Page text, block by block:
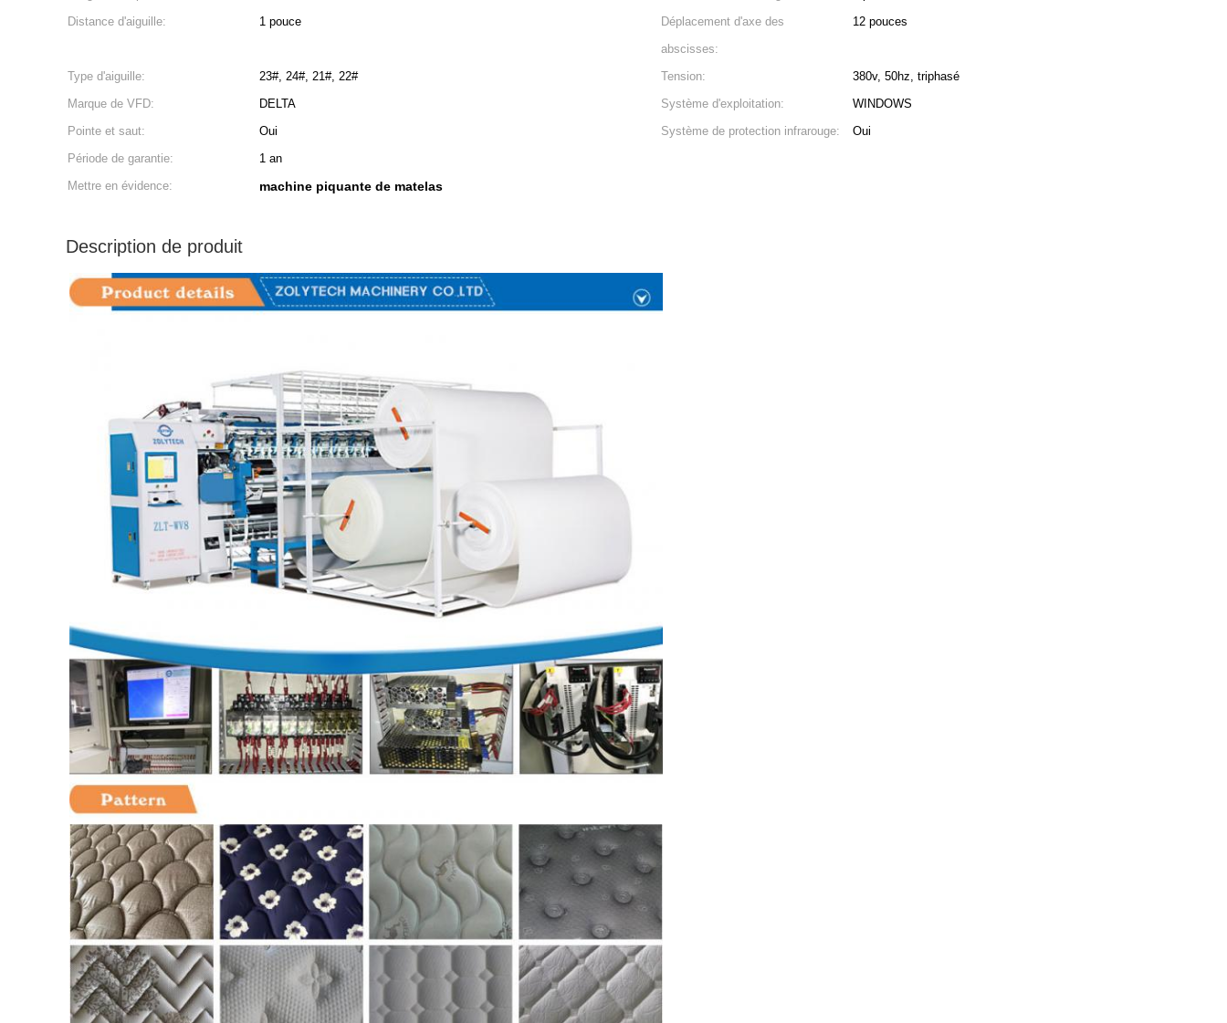
Distance d'aiguille:
1 pouce
Déplacement d'axe des
abscisses:
12 pouces
Type d'aiguille: 23#, 24#, 21#, 22# Tension:
380v, 50hz, triphasé
Marque de VFD:
DELTA Système d'exploitation:
WINDOWS
Pointe et saut:
Oui Système de protection infrarouge:
Oui
Période de garantie:
1 an
Mettre en évidence:
machine piquante de matelas
Description de produit